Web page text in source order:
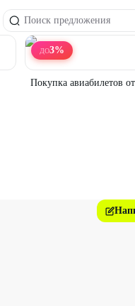
ДО3%
Покупка авиабилетов